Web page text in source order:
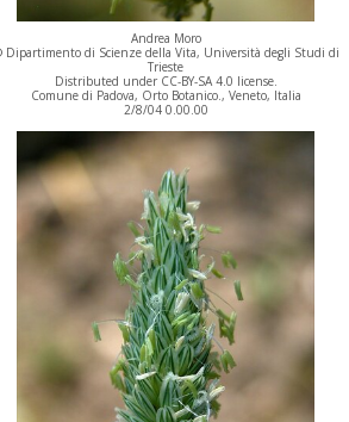
Andrea Moro
Dipartimento di Scienze della Vita, Università degli Studi di
Trieste
Distributed under CC-BY-SA 4.0 license.
Comune di Padova, Orto Botanico., Veneto, Italia
2/8/04 0.00.00